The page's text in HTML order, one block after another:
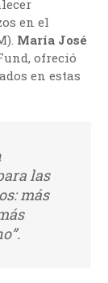
en el
María José
ofreció
en estas
las
más